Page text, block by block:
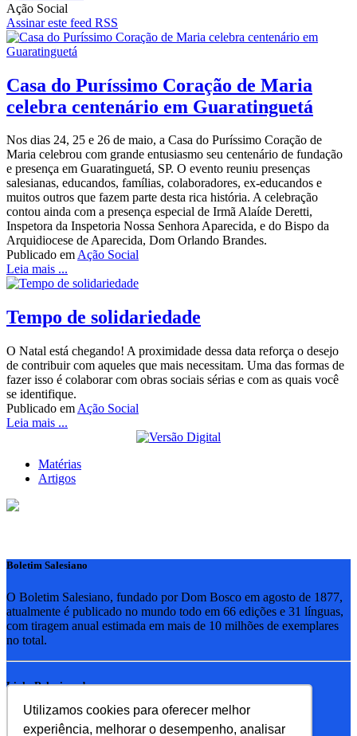
Utilizamos cookies para oferecer melhor
experiência, melhorar o desempenho, analisar
Ação Social
Assinar este feed RSS
Casa do Puríssimo Coração de Maria
celebra centenário em Guaratinguetá
Nos dias 24, 25 e 26 de maio, a Casa do Puríssimo Coração de
Maria celebrou com grande entusiasmo seu centenário de fundação
e presença em Guaratinguetá, SP. O evento reuniu presenças
salesianas, educandos, famílias, colaboradores, ex-educandos e
muitos outros que fazem parte desta rica história. A celebração
contou ainda com a presença especial de Irmã Alaíde Deretti,
Inspetora da Inspetoria Nossa Senhora Aparecida, e do Bispo da
Arquidiocese de Aparecida, Dom Orlando Brandes.
Publicado emAção Social
Leia mais ...
Tempo de solidariedade
O Natal está chegando! A proximidade dessa data reforça o desejo
de contribuir com aqueles que mais necessitam. Uma das formas de
fazer isso é colaborar com obras sociais sérias e com as quais você
se identifique.
Publicado em Ação Social
Leia mais ...
Matérias
Artigos
Boletim Salesiano
O Boletim Salesiano, fundado por Dom Bosco em agosto de 1877,
atualmente é publicado no mundo todo em 66 edições e 31 línguas,
com tiragem anual estimada em mais de 10 milhões de exemplares
no total.
Links Relacionados
RSB - Rede Salesiana Brasil
EDEBE - Editora